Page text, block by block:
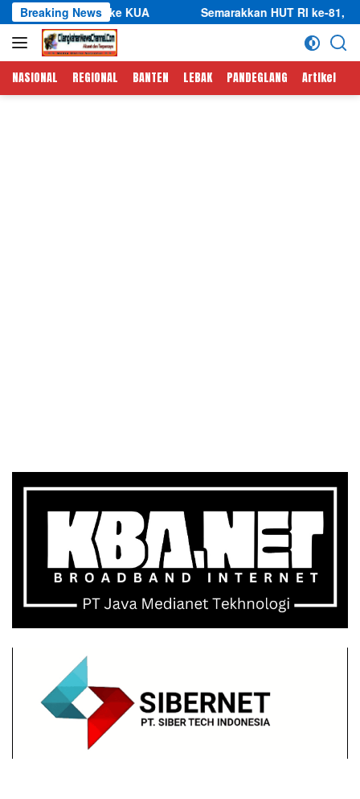
Langsung
ke
konten
Breaking News
ke KUA Semarakkan HUT RI ke-81, Kades Cipining
NASIONAL REGIONAL BANTEN LEBAK PANDEGLANG Artikel